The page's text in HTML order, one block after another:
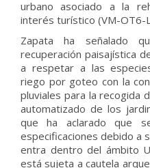
urbano asociado a la
interés turístico (VM-OT6-
Zapata ha señalado
recuperación paisajística
a respetar a las
riego por goteo con la
pluviales para la recogida
automatizado de los
que ha aclarado que
especificaciones debido a
entra dentro del ámbito
está sujeta a cautela